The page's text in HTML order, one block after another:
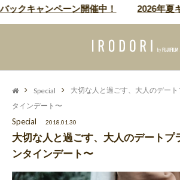
ャンペーン開催中！ 2026年夏キャッ
Special
大切な人と過ごす、大人のデー
タインデート〜
Special 2018.01.30
大切な人と過ごす、大人のデートプ
ンタインデート〜